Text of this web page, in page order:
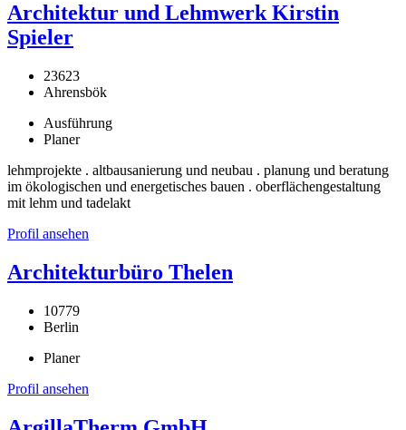
Architektur und Lehmwerk Kirstin
Spieler
23623
Ahrensbök
Ausführung
Planer
lehmprojekte . altbausanierung und neubau . planung und beratung
im ökologischen und energetisches bauen . oberflächengestaltung
mit lehm und tadelakt
Profil ansehen
Architekturbüro Thelen
10779
Berlin
Planer
Profil ansehen